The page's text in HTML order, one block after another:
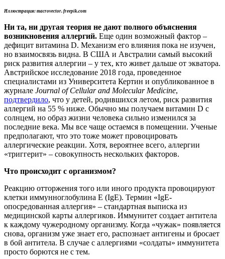
Иллюстрация: macrovector. freepik.com
Ни та, ни другая теория не дают полного объяснения
возникновения аллергий. Еще один возможный фактор –
дефицит витамина D. Механизм его влияния пока не изучен,
но взаимосвязь видна. В США и Австралии самый высокий
риск развития аллергии – у тех, кто живет дальше от экватора.
Австрийское исследование 2018 года, проведенное
специалистами из Университета Кертин и опубликованное в
журнале Journal of Cellular and Molecular Medicine,
подтвердило, что у детей, родившихся летом, риск развития
аллергий на 55 % ниже. Обычно мы получаем витамин D с
солнцем, но образ жизни человека сильно изменился за
последние века. Мы все чаще остаемся в помещении. Ученые
предполагают, что это тоже может провоцировать
аллергические реакции. Хотя, вероятнее всего, аллергии
«триггерит» – совокупность нескольких факторов.
Что происходит с организмом?
Реакцию отторжения того или иного продукта провоцируют
клетки иммунноглобулина Е (IgE). Термин «IgE-
опосредованная аллергия» – стандартная выписка из
медицинской карты аллергиков. Иммунитет создает антитела
к каждому чужеродному организму. Когда «чужак» появляется
снова, организм уже знает его, распознает антигены и бросает
в бой антитела. В случае с аллергиями «солдаты» иммунитета
просто борются не с тем.